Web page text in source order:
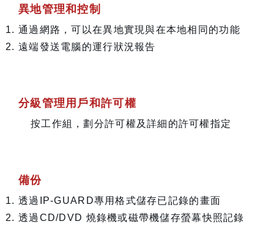
異地管理和控制
通過網路，可以在異地實現與在本地相同的功能
遠端發送電腦的運行狀況報告
分級管理用戶和許可權
按工作組，劃分許可權及詳細的許可權指定
備份
透過IP-GUARD專用格式儲存已記錄的畫面
透過CD/DVD 燒錄機或磁帶機儲存螢幕快照記錄